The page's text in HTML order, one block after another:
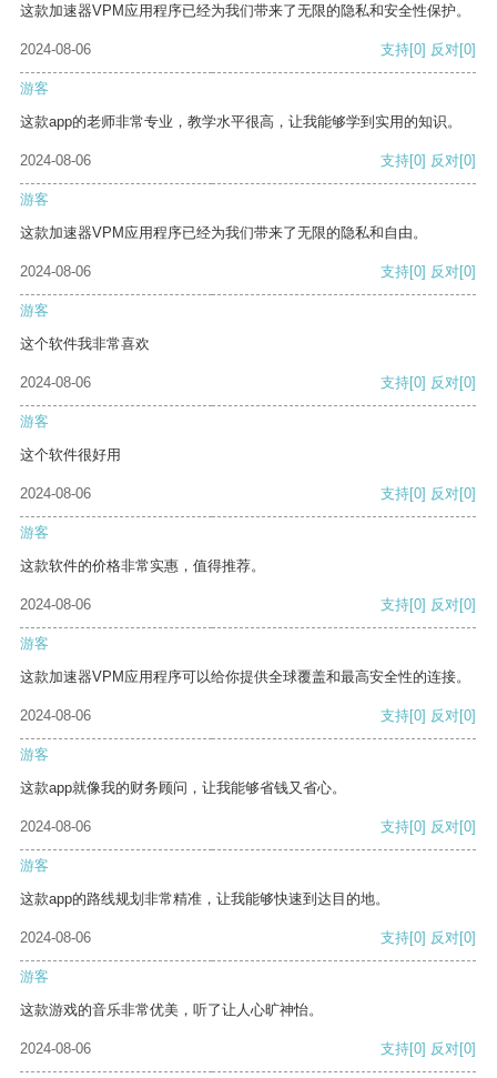
这款加速器VPM应用程序已经为我们带来了无限的隐私和安全性保护。
2024-08-06 支持[0] 反对[0]
游客
这款app的老师非常专业，教学水平很高，让我能够学到实用的知识。
2024-08-06 支持[0] 反对[0]
游客
这款加速器VPM应用程序已经为我们带来了无限的隐私和自由。
2024-08-06 支持[0] 反对[0]
游客
这个软件我非常喜欢
2024-08-06 支持[0] 反对[0]
游客
这个软件很好用
2024-08-06 支持[0] 反对[0]
游客
这款软件的价格非常实惠，值得推荐。
2024-08-06 支持[0] 反对[0]
游客
这款加速器VPM应用程序可以给你提供全球覆盖和最高安全性的连接。
2024-08-06 支持[0] 反对[0]
游客
这款app就像我的财务顾问，让我能够省钱又省心。
2024-08-06 支持[0] 反对[0]
游客
这款app的路线规划非常精准，让我能够快速到达目的地。
2024-08-06 支持[0] 反对[0]
游客
这款游戏的音乐非常优美，听了让人心旷神怡。
2024-08-06 支持[0] 反对[0]